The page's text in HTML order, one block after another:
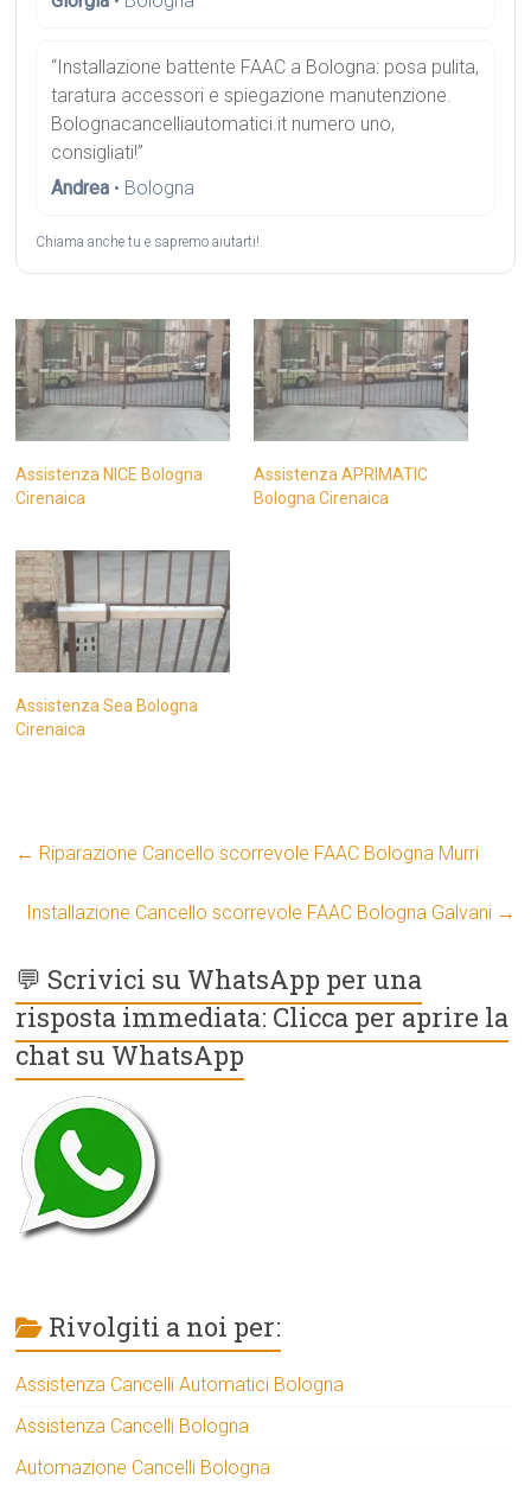
“Installazione battente FAAC a Bologna: posa pulita,
taratura accessori e spiegazione manutenzione.
Bolognacancelliautomatici.it numero uno,
consigliati!”
Andrea • Bologna
Chiama anche tu e sapremo aiutarti!.
Assistenza NICE Bologna
Cirenaica
Assistenza APRIMATIC
Bologna Cirenaica
Assistenza Sea Bologna
Cirenaica
← Riparazione Cancello scorrevole FAAC Bologna Murri
Installazione Cancello scorrevole FAAC Bologna Galvani →
💬 Scrivici su WhatsApp per una
risposta immediata: Clicca per aprire la
chat su WhatsApp
Rivolgiti a noi per:
Assistenza Cancelli Automatici Bologna
Assistenza Cancelli Bologna
Automazione Cancelli Bologna